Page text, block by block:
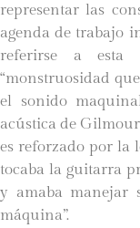
representar las
agenda de trabajo
referirse a esta
“monstruosidad
el sonido
acústica de
es reforzado por la
tocaba la guitarra
y amaba manejar
máquina”.